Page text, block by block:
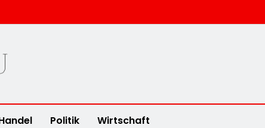
Politik Wirtschaft